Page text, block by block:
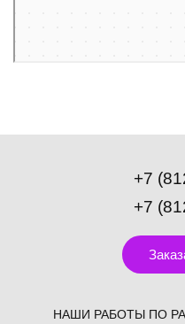
+7
+7
НАШИ РАБОТЫ ПО